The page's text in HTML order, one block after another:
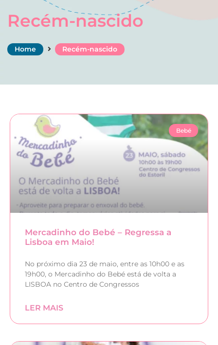
Recém-nascido
Home Recém-nascido
Bebé
Mercadinho do Bebé – Regressa a
Lisboa em Maio!
No próximo dia 23 de maio, entre as 10h00 e as
19h00, o Mercadinho do Bebé está de volta a
LISBOA no Centro de Congressos
LER MAIS